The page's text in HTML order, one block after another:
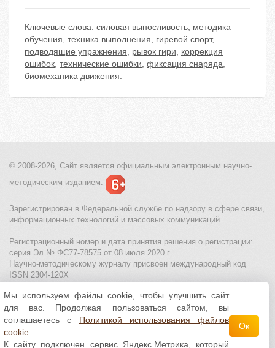
Ключевые слова: силовая выносливость, методика
обучения, техника выполнения, гиревой спорт,
подводящие упражнения, рывок гири, коррекция
ошибок, технические ошибки, фиксация снаряда,
биомеханика движения.
© 2008-2026, Сайт является официальным электронным научно-
методическим изданием.
Зарегистрирован в Федеральной службе по надзору в сфере связи,
информационных технологий и массовых коммуникаций.
Регистрационный номер и дата принятия решения о регистрации:
серия Эл № ФС77-78575 от 08 июля 2020 г
Научно-методическому журналу присвоен международный код
ISSN 2304-120X
МЦИТО|Школьные олимпиады и онлайн конкурсы для детей
Политика использования файлов cookie| Политика обработки и
защиты персональных данных
Все материалы доступны полицензии Creative
Мы используем файлы cookie, чтобы улучшить сайт
для вас. Продолжая пользоваться сайтом, вы
соглашаетесь с Политикой использования файлов
cookie
К сайту подключен сервис Яндекс.Метрика, который
Ок